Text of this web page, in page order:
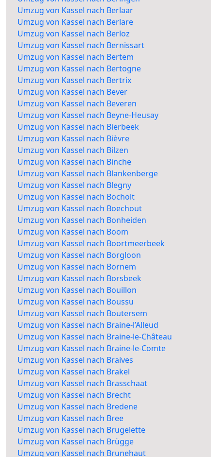
Umzug von Kassel nach Berlaar
Umzug von Kassel nach Berlare
Umzug von Kassel nach Berloz
Umzug von Kassel nach Bernissart
Umzug von Kassel nach Bertem
Umzug von Kassel nach Bertogne
Umzug von Kassel nach Bertrix
Umzug von Kassel nach Bever
Umzug von Kassel nach Beveren
Umzug von Kassel nach Beyne-Heusay
Umzug von Kassel nach Bierbeek
Umzug von Kassel nach Bièvre
Umzug von Kassel nach Bilzen
Umzug von Kassel nach Binche
Umzug von Kassel nach Blankenberge
Umzug von Kassel nach Blegny
Umzug von Kassel nach Bocholt
Umzug von Kassel nach Boechout
Umzug von Kassel nach Bonheiden
Umzug von Kassel nach Boom
Umzug von Kassel nach Boortmeerbeek
Umzug von Kassel nach Borgloon
Umzug von Kassel nach Bornem
Umzug von Kassel nach Borsbeek
Umzug von Kassel nach Bouillon
Umzug von Kassel nach Boussu
Umzug von Kassel nach Boutersem
Umzug von Kassel nach Braine-l’Alleud
Umzug von Kassel nach Braine-le-Château
Umzug von Kassel nach Braine-le-Comte
Umzug von Kassel nach Braives
Umzug von Kassel nach Brakel
Umzug von Kassel nach Brasschaat
Umzug von Kassel nach Brecht
Umzug von Kassel nach Bredene
Umzug von Kassel nach Bree
Umzug von Kassel nach Brugelette
Umzug von Kassel nach Brügge
Umzug von Kassel nach Brunehaut